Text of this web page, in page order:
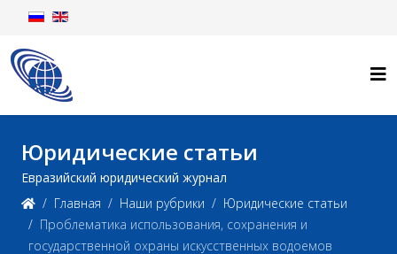
Юридические статьи
Евразийский юридический журнал
Главная
Наши рубрики
Юридические статьи
Проблематика использования, сохранения и
государственной охраны искусственных водоемов